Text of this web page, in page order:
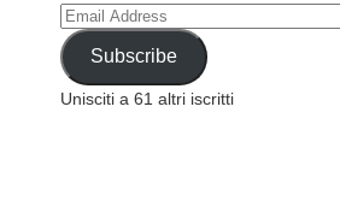
Email
Address
Subscribe
Unisciti a 61 altri iscritti